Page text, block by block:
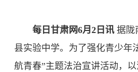
每日甘肃网6月2日讯 据陇
县实验中学。为了强化青少年
航青春”主题法治宣讲活动，